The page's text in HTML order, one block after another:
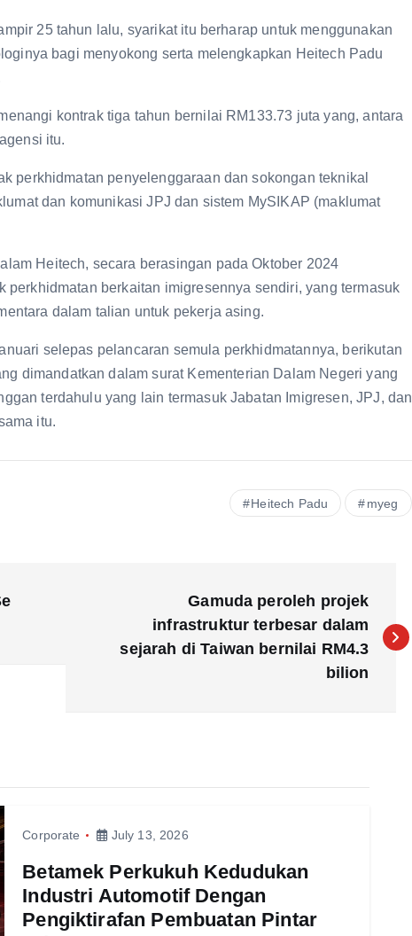
25 tahun lalu, syarikat itu berharap untuk menggunakan
bagi menyokong serta melengkapkan Heitech Padu
kontrak tiga tahun bernilai RM133.73 juta yang, antara
itu.
perkhidmatan penyelenggaraan dan sokongan teknikal
dan komunikasi JPJ dan sistem MySIKAP (maklumat
Heitech, secara berasingan pada Oktober 2024
perkhidmatan berkaitan imigresennya sendiri, yang termasuk
dalam talian untuk pekerja asing.
selepas pelancaran semula perkhidmatannya, berikutan
dimandatkan dalam surat Kementerian Dalam Negeri yang
terdahulu yang lain termasuk Jabatan Imigresen, JPJ, dan
itu.
Heitech Padu myeg
Gamuda peroleh projek
infrastruktur terbesar dalam
sejarah di Taiwan bernilai RM4.3
bilion
Corporate July 13, 2026
Betamek Perkukuh Kedudukan
Industri Automotif Dengan
Pengiktirafan Pembuatan Pintar